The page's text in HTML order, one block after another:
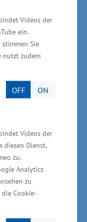
Videos der
ein.
Sie
nutzt zudem
OFF ON
Videos der
diesen Dienst,
zu.
Analytics
zu
Cookie-
für eine
von
- wir